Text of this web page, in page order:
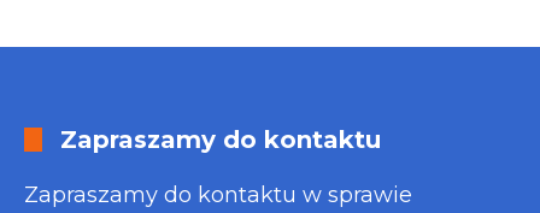
Zapraszamy do kontaktu
Zapraszamy do kontaktu w sprawie